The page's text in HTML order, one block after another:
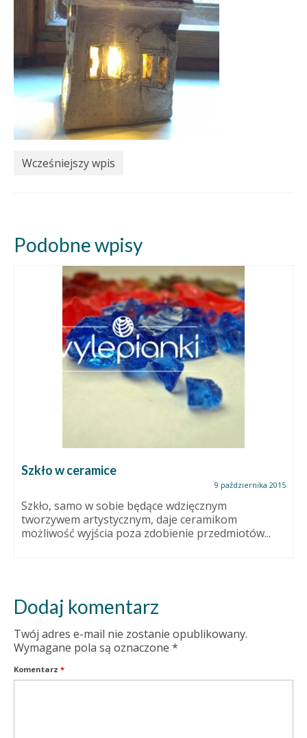
Wcześniejszy wpis
Podobne wpisy
Szkło w ceramice
9 października 2015
Szkło, samo w sobie będące wdzięcznym
tworzywem artystycznym, daje ceramikom
możliwość wyjścia poza zdobienie przedmiotów...
Dodaj komentarz
Twój adres e-mail nie zostanie opublikowany.
Wymagane pola są oznaczone *
Komentarz *